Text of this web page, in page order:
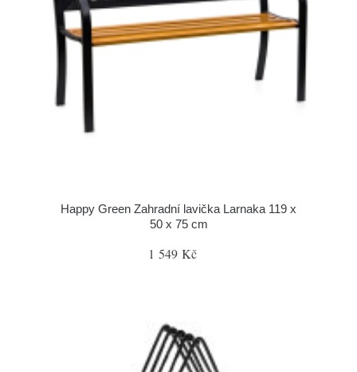
Happy Green Zahradní lavička Larnaka 119 x
50 x 75 cm
1 549 Kč